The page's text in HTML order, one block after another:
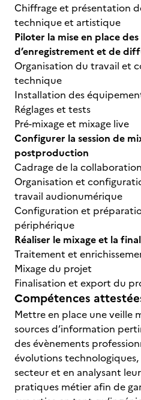
Chiffrage et présentation
technique et artistique
Piloter la mise en place
d’enregistrement et de
Organisation du travail et
technique
Installation des
Réglages et tests
Pré-mixage et mixage live
Configurer la session de
postproduction
Cadrage de la
Organisation et
travail audionumérique
Configuration et
périphérique
Réaliser le mixage et la
Traitement et
Mixage du projet
Finalisation et export du
Compétences
Mettre en place une veille
sources d’information
des évènements
évolutions
secteur et en analysant
pratiques métier afin de